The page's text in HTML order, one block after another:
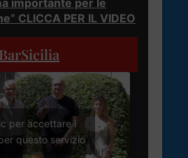
importante per le
CLICCA PER IL VIDEO
BarSicilia
per accettare i
questo servizio